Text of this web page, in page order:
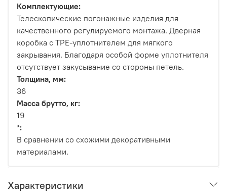
Комплектующие:
Телескопические погонажные изделия для
качественного регулируемого монтажа. Дверная
коробка с TPE-уплотнителем для мягкого
закрывания. Благодаря особой форме уплотнителя
отсутствует закусывание со стороны петель.
Толщина, мм:
36
Масса брутто, кг:
19
*:
В сравнении со схожими декоративными
материалами.
Характеристики